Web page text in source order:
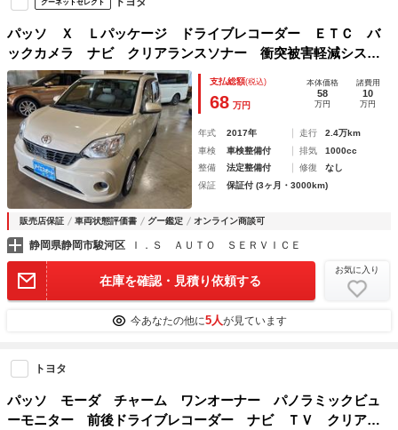
グーネットセレクト
パッソ Ｘ Ｌパッケージ ドライブレコーダー ＥＴＣ バ
ックカメラ ナビ クリアランスソナー 衝突被害軽減システ
ム スマートキー アイドリングストップ 電動格納ミラー
ＣＶＴ 衝突安全ボディ 記録簿 ベンチシート ＡＢＳ
支払総額(税込)
68 万円
本体価格
58
万円
諸費用
10
万円
年式 2017年 走行
2.4万km
車検
車検整備付 排気
1000cc
整備
法定整備付 修復
なし
保証
保証付 (3ヶ月・3000km)
販売店保証 車両状態評価書 グー鑑定 オンライン商談可
静岡県静岡市駿河区 Ｉ．Ｓ ＡＵＴＯ ＳＥＲＶＩＣＥ
在庫を確認・見積り依頼する
お気に入り
今あなたの他に5人が見ています
トヨタ
パッソ モーダ チャーム ワンオーナー パノラミックビュ
ーモニター 前後ドライブレコーダー ナビ ＴＶ クリアラ